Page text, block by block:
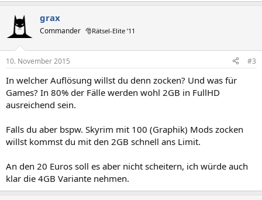
grax
Commander 🎅Rätsel-Elite ’11
10. November 2015 #3
In welcher Auflösung willst du denn zocken? Und was für
Games? In 80% der Fälle werden wohl 2GB in FullHD
ausreichend sein.
Falls du aber bspw. Skyrim mit 100 (Graphik) Mods zocken
willst kommst du mit den 2GB schnell ans Limit.
An den 20 Euros soll es aber nicht scheitern, ich würde auch
klar die 4GB Variante nehmen.